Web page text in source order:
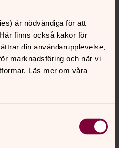
är nödvändiga för att
finns också kakor för
din användarupplevelse,
marknadsföring och när vi
Läs mer om våra